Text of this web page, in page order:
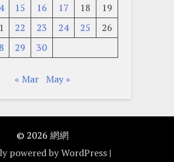
15 16 17 18
19
22 23 24 25
26
29 30
« Mar May »
© 2026 網網
powered by WordPress |